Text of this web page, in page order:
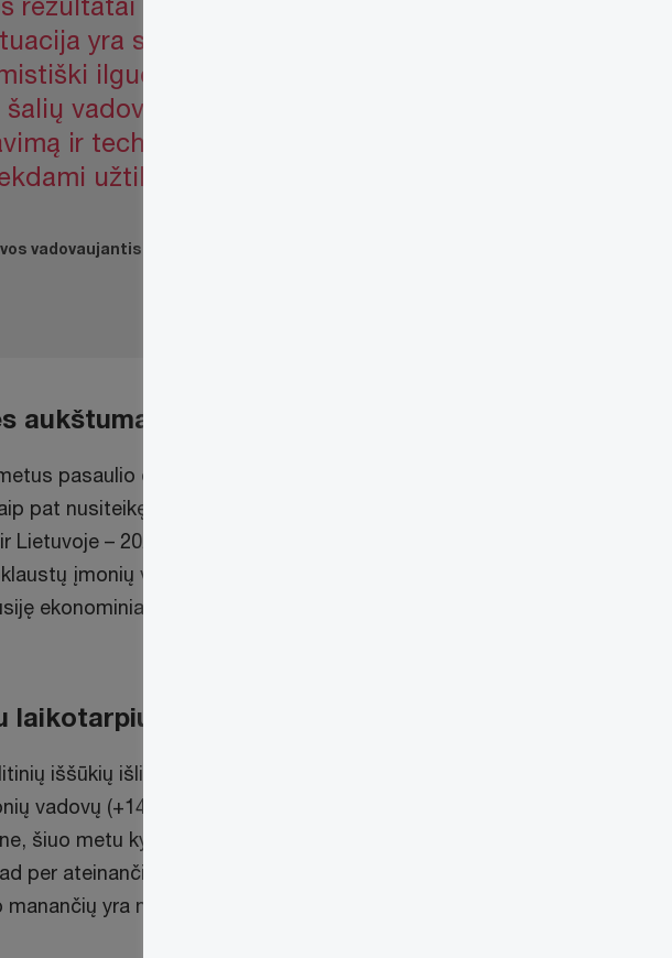
yra sudėtinga, Baltijos šalių įmonių
ilguoju laikotarpiu. Džiugu, kad net
vadovai planuoja tęsti investicijas į
ir technologijas, taip pat darbuotojų
užtikrinti ilgalaikę savo valdomų
vadovaujantis partneris
aukštumas
pasaulio ekonomika augs lėčiau. Neigiamos nuotaikos
pat nusiteikę, kad ekonomika augs lėčiau. Tai yra
– 2023 m. prognozuojamas vos 0,1 proc. BVP
įmonių vadovų mano, jog ekonomikos augimas
ekonominiai padariniai, griežtėjanti pinigų politika, taip
laikotarpiu
iššūkių išliks aukštas. Dėl pajamų augimo ateinančius
vadovų (+14 p. p. daugiau nei pernai) Lietuvoje
šiuo metu kylantys iššūkiai ir grėsmės neturėtų neigiamai
per ateinančius 3 metus jų įmonių pajamos didės.
yra net 89 proc. Baltijos šalių įmonių vadovų